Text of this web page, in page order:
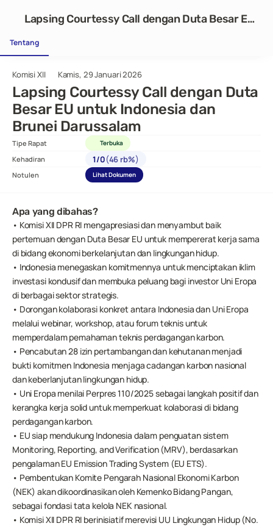
Komisi XII Kamis, 29 Januari 2026
Lapsing Courtessy Call dengan Duta
Besar EU untuk Indonesia dan
Brunei Darussalam
Tipe Rapat Terbuka
Kehadiran 1/0(46 rb%)
Notulen Lihat Dokumen
Apa yang dibahas?
• Komisi XII DPR RI mengapresiasi dan menyambut baik
pertemuan dengan Duta Besar EU untuk mempererat kerja sama
di bidang ekonomi berkelanjutan dan lingkungan hidup.
• Indonesia menegaskan komitmennya untuk menciptakan iklim
investasi kondusif dan membuka peluang bagi investor Uni Eropa
di berbagai sektor strategis.
• Dorongan kolaborasi konkret antara Indonesia dan Uni Eropa
melalui webinar, workshop, atau forum teknis untuk
memperdalam pemahaman teknis perdagangan karbon.
• Pencabutan 28 izin pertambangan dan kehutanan menjadi
bukti komitmen Indonesia menjaga cadangan karbon nasional
dan keberlanjutan lingkungan hidup.
• Uni Eropa menilai Perpres 110/2025 sebagai langkah positif dan
kerangka kerja solid untuk memperkuat kolaborasi di bidang
perdagangan karbon.
• EU siap mendukung Indonesia dalam penguatan sistem
Monitoring, Reporting, and Verification (MRV), berdasarkan
pengalaman EU Emission Trading System (EU ETS).
• Pembentukan Komite Pengarah Nasional Ekonomi Karbon
(NEK) akan dikoordinasikan oleh Kemenko Bidang Pangan,
sebagai fondasi tata kelola NEK nasional.
• Komisi XII DPR RI berinisiatif merevisi UU Lingkungan Hidup (No.
Lapsing Courtessy Call dengan Duta Besar EU
Tentang